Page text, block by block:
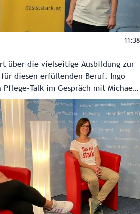
11:38
über die vielseitige Ausbildung zur
diesen erfüllenden Beruf. Ingo
Talk im Gespräch mit Michaela
Brüder) und Wolfgang Preiß